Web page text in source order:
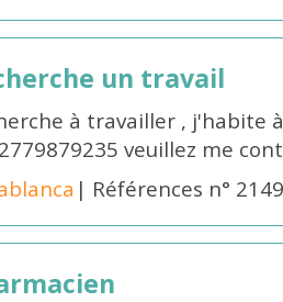
un travail
à travailler , j'habite
veuillez me
| Références n°